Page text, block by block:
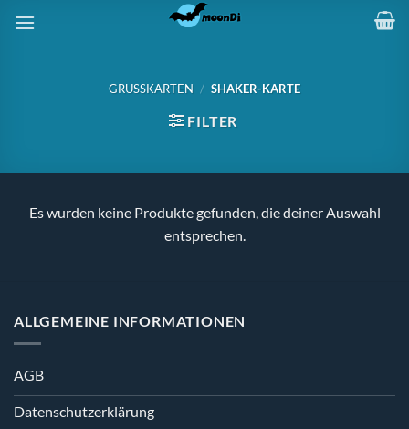
Inhalt
GRUSSKARTEN / SHAKER-KARTE
FILTER
Es wurden keine Produkte gefunden, die deiner Auswahl
entsprechen.
ALLGEMEINE INFORMATIONEN
AGB
Datenschutzerklärung